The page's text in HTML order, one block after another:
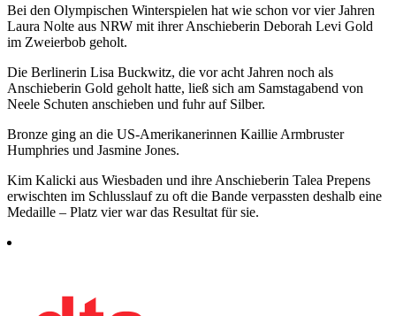
Bei den Olympischen Winterspielen hat wie schon vor vier Jahren
Laura Nolte aus NRW mit ihrer Anschieberin Deborah Levi Gold
im Zweierbob geholt.
Die Berlinerin Lisa Buckwitz, die vor acht Jahren noch als
Anschieberin Gold geholt hatte, ließ sich am Samstagabend von
Neele Schuten anschieben und fuhr auf Silber.
Bronze ging an die US-Amerikanerinnen Kaillie Armbruster
Humphries und Jasmine Jones.
Kim Kalicki aus Wiesbaden und ihre Anschieberin Talea Prepens
erwischten im Schlusslauf zu oft die Bande verpassten deshalb eine
Medaille – Platz vier war das Resultat für sie.